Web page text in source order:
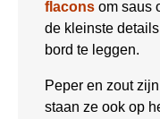
flacons om saus
de kleinste
bord te leggen.
Peper en zout
staan ze ook op